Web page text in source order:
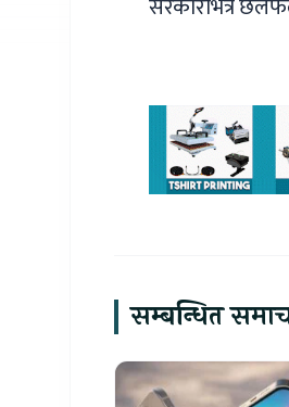
सम्बन्धित